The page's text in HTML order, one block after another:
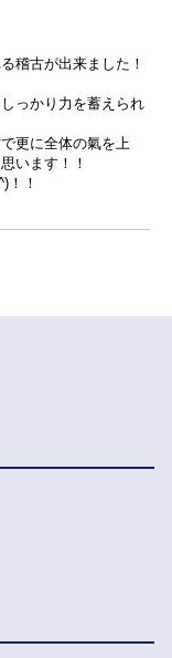
稽古が出来ました！
っかり力を蓄えられ
更に全体の氣を上
います！！
！！